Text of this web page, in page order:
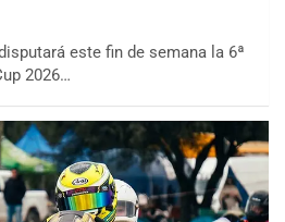
este fin de semana la 6ª
2026…